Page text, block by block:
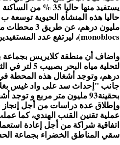
يستفيد منها حاليا
monoblocs)، ليرتفع عدد المستفيدين إلى %45.
واضاف أن منطقة كلايريس
درهم، وتوجد أشغال هذه المحطة في
بحقينة93 مليون متر مربع و
وإطلاق عدة دراسات من أجل إنجاز
عملية تقنين القنب الهندي، كما
اتفاقية شراكة من أجل إعادة
سقي المناطق الخضراء بجماعة الحسيمة